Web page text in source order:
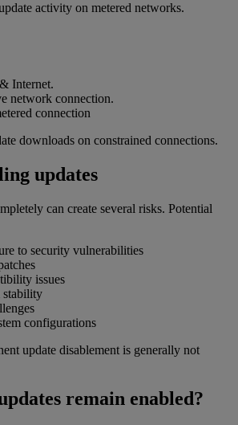
activity on metered networks.
Internet.
network connection.
connection
downloads on constrained connections.
updates
can create several risks. Potential
to security vulnerabilities
issues
stability
configurations
update disablement is generally not
remain enabled?